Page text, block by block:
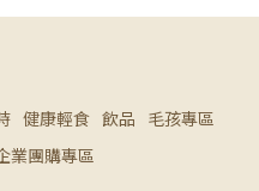
健康輕食 飲品 毛孩專區
業團購專區